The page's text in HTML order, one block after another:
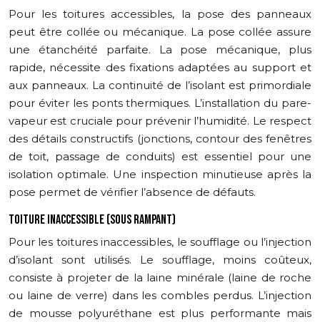
Pour les toitures accessibles, la pose des panneaux
peut être collée ou mécanique. La pose collée assure
une étanchéité parfaite. La pose mécanique, plus
rapide, nécessite des fixations adaptées au support et
aux panneaux. La continuité de l’isolant est primordiale
pour éviter les ponts thermiques. L’installation du pare-
vapeur est cruciale pour prévenir l’humidité. Le respect
des détails constructifs (jonctions, contour des fenêtres
de toit, passage de conduits) est essentiel pour une
isolation optimale. Une inspection minutieuse après la
pose permet de vérifier l’absence de défauts.
TOITURE INACCESSIBLE (SOUS RAMPANT)
Pour les toitures inaccessibles, le soufflage ou l’injection
d’isolant sont utilisés. Le soufflage, moins coûteux,
consiste à projeter de la laine minérale (laine de roche
ou laine de verre) dans les combles perdus. L’injection
de mousse polyuréthane est plus performante mais